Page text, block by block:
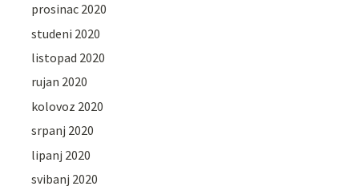
prosinac 2020
studeni 2020
listopad 2020
rujan 2020
kolovoz 2020
srpanj 2020
lipanj 2020
svibanj 2020